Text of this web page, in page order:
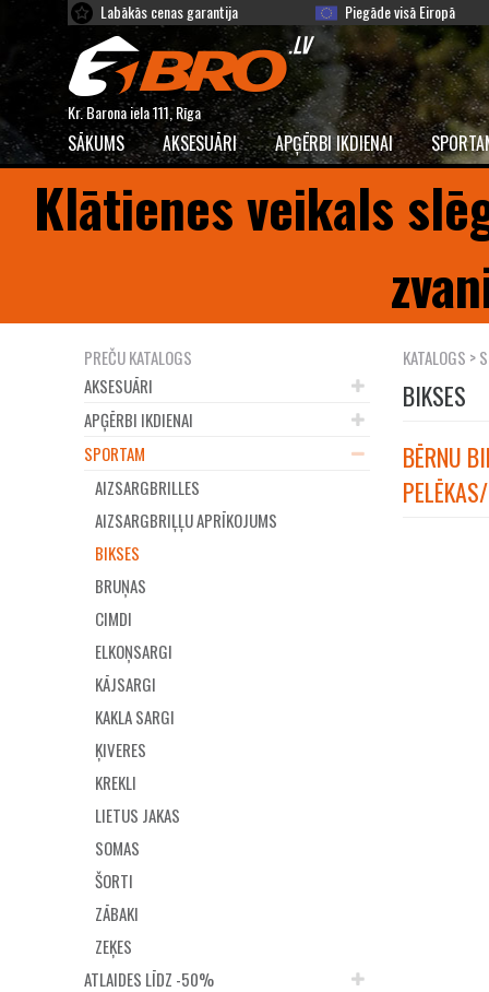
Labākās cenas garantija Piegāde visā Eiropā
Kr. Barona iela 111, Rīga
SĀKUMS AKSESUĀRI APĢĒRBI IKDIENAI
Klātienes veikals
PREČU KATALOGS
AKSESUĀRI
APĢĒRBI IKDIENAI
SPORTAM
AIZSARGBRILLES
AIZSARGBRIĻĻU APRĪKOJUMS
BIKSES
BRUŅAS
CIMDI
ELKOŅSARGI
KĀJSARGI
KAKLA SARGI
ĶIVERES
KREKLI
LIETUS JAKAS
SOMAS
ŠORTI
ZĀBAKI
ZEĶES
ATLAIDES LĪDZ -50%
KATALOGS >
BIKSES
BĒRNU